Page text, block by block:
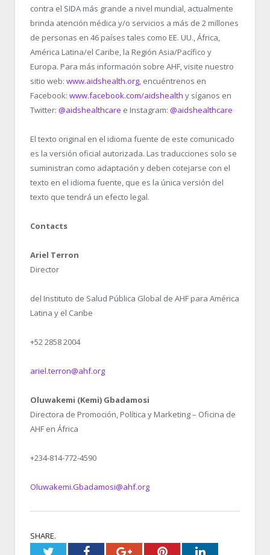
contra el SIDA más grande a nivel mundial, actualmente
brinda atención médica y/o servicios a más de 2 millones
de personas en 46 países tales como EE. UU., África,
América Latina/el Caribe, la Región Asia/Pacífico y
Europa. Para más información sobre AHF, visite nuestro
sitio web: www.aidshealth.org, encuéntrenos en
Facebook: www.facebook.com/aidshealth y síganos en
Twitter: @aidshealthcare e Instagram: @aidshealthcare
El texto original en el idioma fuente de este comunicado
es la versión oficial autorizada. Las traducciones solo se
suministran como adaptación y deben cotejarse con el
texto en el idioma fuente, que es la única versión del
texto que tendrá un efecto legal.
Contacts
Ariel Terron
Director
del Instituto de Salud Pública Global de AHF para América
Latina y el Caribe
+52 2858 2004
ariel.terron@ahf.org
Oluwakemi (Kemi) Gbadamosi
Directora de Promoción, Política y Marketing – Oficina de
AHF en África
+234-814-772-4590
Oluwakemi.Gbadamosi@ahf.org
SHARE.
TwitterFacebookGoogle+PinterestLinkedIn